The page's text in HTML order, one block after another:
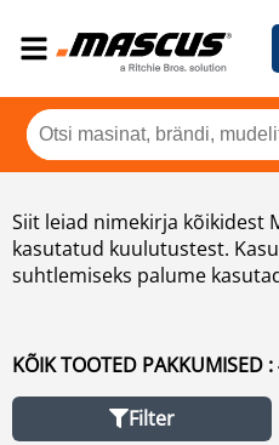
Siit leiad nimekirja kõikidest
kasutatud kuulutustest. Kasutatud müüjaga
suhtlemiseks palume
KÕIK TOOTED PAKKUMISED
Filter